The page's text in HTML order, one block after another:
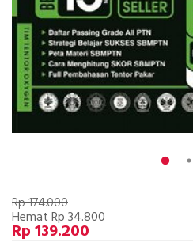
Rp 174.000
Hemat Rp 34.800
Rp 139.200